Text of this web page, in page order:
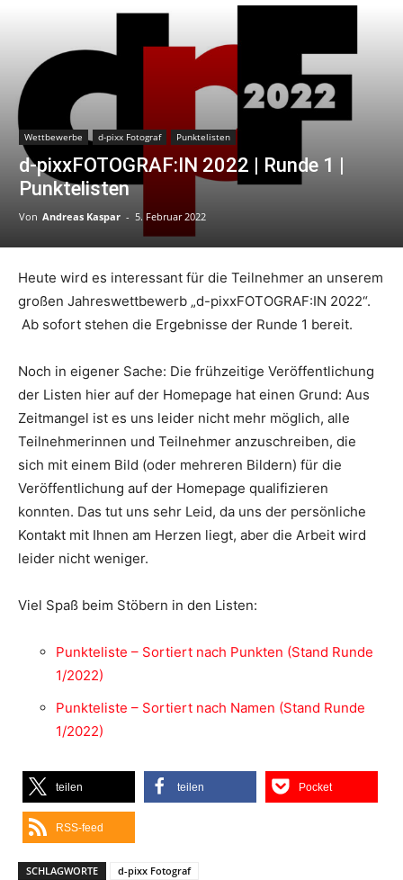
Wettbewerbe d-pixx Fotograf Punktelisten
d-pixxFOTOGRAF:IN 2022 | Runde 1 |
Punktelisten
Von Andreas Kaspar - 5. Februar 2022
Heute wird es interessant für die Teilnehmer an unserem
großen Jahreswettbewerb „d-pixxFOTOGRAF:IN 2022“.
Ab sofort stehen die Ergebnisse der Runde 1 bereit.
Noch in eigener Sache: Die frühzeitige Veröffentlichung
der Listen hier auf der Homepage hat einen Grund: Aus
Zeitmangel ist es uns leider nicht mehr möglich, alle
Teilnehmerinnen und Teilnehmer anzuschreiben, die
sich mit einem Bild (oder mehreren Bildern) für die
Veröffentlichung auf der Homepage qualifizieren
konnten. Das tut uns sehr Leid, da uns der persönliche
Kontakt mit Ihnen am Herzen liegt, aber die Arbeit wird
leider nicht weniger.
Viel Spaß beim Stöbern in den Listen:
Punkteliste – Sortiert nach Punkten (Stand Runde
1/2022)
Punkteliste – Sortiert nach Namen (Stand Runde
1/2022)
teilen teilen Pocket
RSS-feed
SCHLAGWORTE d-pixx Fotograf